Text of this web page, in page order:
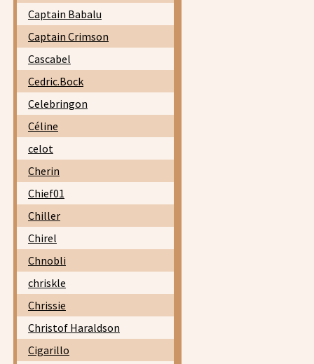
Captain Babalu
Captain Crimson
Cascabel
Cedric.Bock
Celebringon
Céline
celot
Cherin
Chief01
Chiller
Chirel
Chnobli
chriskle
Chrissie
Christof Haraldson
Cigarillo